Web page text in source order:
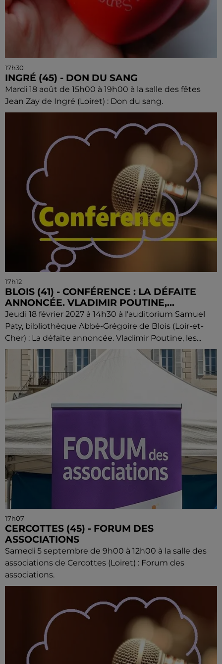
17h30
INGRÉ (45) - DON DU SANG
Mardi 18 août de 15h00 à 19h00 à la salle des fêtes
Jean Zay de Ingré (Loiret) : Don du sang.
17h12
BLOIS (41) - CONFÉRENCE : LA DÉFAITE
ANNONCÉE. VLADIMIR POUTINE,...
Jeudi 18 février 2027 à 14h30 à l'auditorium Samuel
Paty, bibliothèque Abbé-Grégoire de Blois (Loir-et-
Cher) : La défaite annoncée. Vladimir Poutine, les...
17h07
CERCOTTES (45) - FORUM DES
ASSOCIATIONS
Samedi 5 septembre de 9h00 à 12h00 à la salle des
associations de Cercottes (Loiret) : Forum des
associations.